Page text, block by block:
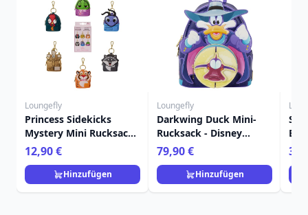
Loungefly
Princess Sidekicks
Mystery Mini Rucksack
Schlüsselanhänger
Charm - Disney
Loungefly
12,90 €
Hinzufügen
Loungefly
Darkwing Duck Mini-
Rucksack - Disney
Loungefly
79,90 €
Hinzufügen